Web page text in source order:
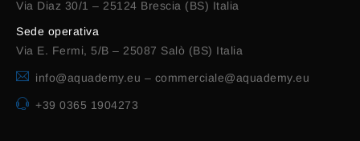
Via Diaz 30/1 – 25124 Brescia (BS) Italia
Sede operativa
Via E. Fermi, 5/B – 25087 Salò (BS) Italia
info@aquademy.eu – commerciale@aquademy.eu
+39 0365 1904273